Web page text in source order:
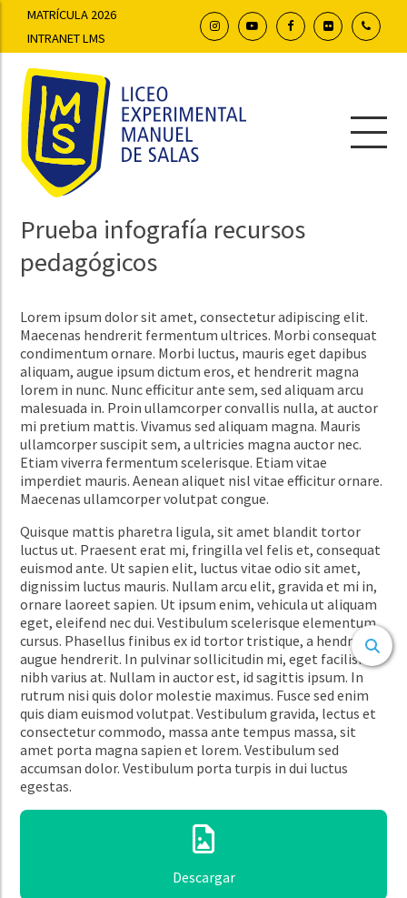
MATRÍCULA 2026
INTRANET LMS
Descargar
Prueba infografía recursos
pedagógicos
Lorem ipsum dolor sit amet, consectetur adipiscing elit.
Maecenas hendrerit fermentum ultrices. Morbi consequat
condimentum ornare. Morbi luctus, mauris eget dapibus
aliquam, augue ipsum dictum eros, et hendrerit magna
lorem in nunc. Nunc efficitur ante sem, sed aliquam arcu
malesuada in. Proin ullamcorper convallis nulla, at auctor
mi pretium mattis. Vivamus sed aliquam magna. Mauris
ullamcorper suscipit sem, a ultricies magna auctor nec.
Etiam viverra fermentum scelerisque. Etiam vitae
imperdiet mauris. Aenean aliquet nisl vitae efficitur ornare.
Maecenas ullamcorper volutpat congue.
Quisque mattis pharetra ligula, sit amet blandit tortor
luctus ut. Praesent erat mi, fringilla vel felis et, consequat
euismod ante. Ut sapien elit, luctus vitae odio sit amet,
dignissim luctus mauris. Nullam arcu elit, gravida et mi in,
ornare laoreet sapien. Ut ipsum enim, vehicula ut aliquam
eget, eleifend nec dui. Vestibulum scelerisque elementum
cursus. Phasellus finibus ex id tortor tristique, a hendrerit
augue hendrerit. In pulvinar sollicitudin mi, eget facilisis
nibh varius at. Nullam in auctor est, id sagittis ipsum. In
rutrum nisi quis dolor molestie maximus. Fusce sed enim
quis diam euismod volutpat. Vestibulum gravida, lectus et
consectetur commodo, massa ante tempus massa, sit
amet porta magna sapien et lorem. Vestibulum sed
accumsan dolor. Vestibulum porta turpis in dui luctus
egestas.